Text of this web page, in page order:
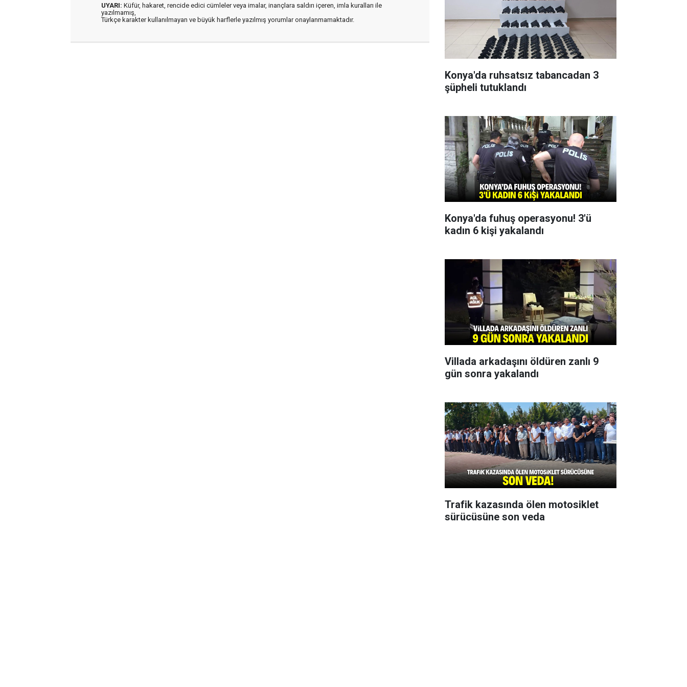
UYARI: Küfür, hakaret, rencide edici cümleler veya imalar, inançlara saldırı içeren, imla kuralları ile
yazılmamış,
Türkçe karakter kullanılmayan ve büyük harflerle yazılmış yorumlar onaylanmamaktadır.
Konya'da ruhsatsız tabancadan 3
şüpheli tutuklandı
Konya'da fuhuş operasyonu! 3'ü
kadın 6 kişi yakalandı
Villada arkadaşını öldüren zanlı 9
gün sonra yakalandı
Trafik kazasında ölen motosiklet
sürücüsüne son veda